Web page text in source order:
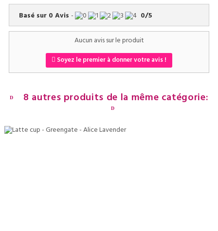
Basé sur 0 Avis - 0/5
Aucun avis sur le produit
Soyez le premier à donner votre avis !
8 autres produits de la même catégorie: